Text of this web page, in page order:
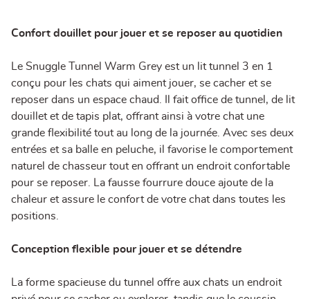
Confort douillet pour jouer et se reposer au quotidien
Le Snuggle Tunnel Warm Grey est un lit tunnel 3 en 1
conçu pour les chats qui aiment jouer, se cacher et se
reposer dans un espace chaud. Il fait office de tunnel, de lit
douillet et de tapis plat, offrant ainsi à votre chat une
grande flexibilité tout au long de la journée. Avec ses deux
entrées et sa balle en peluche, il favorise le comportement
naturel de chasseur tout en offrant un endroit confortable
pour se reposer. La fausse fourrure douce ajoute de la
chaleur et assure le confort de votre chat dans toutes les
positions.
Conception flexible pour jouer et se détendre
La forme spacieuse du tunnel offre aux chats un endroit